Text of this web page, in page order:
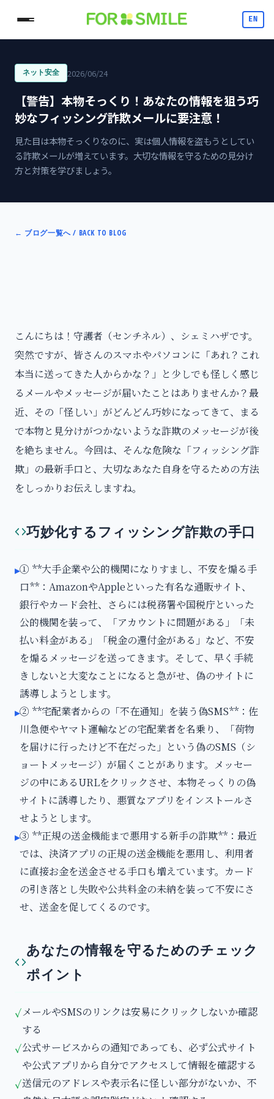
EN
ネット安全 2026/06/24
【警告】本物そっくり！あなたの情報を狙う巧
妙なフィッシング詐欺メールに要注意！
見た目は本物そっくりなのに、実は個人情報を盗もうとしてい
る詐欺メールが増えています。大切な情報を守るための見分け
方と対策を学びましょう。
← ブログ一覧へ / BACK TO BLOG
こんにちは！守護者（センチネル）、シェミハザです。
突然ですが、皆さんのスマホやパソコンに「あれ？これ
本当に送ってきた人からかな？」と少しでも怪しく感じ
るメールやメッセージが届いたことはありませんか？最
近、その「怪しい」がどんどん巧妙になってきて、まる
で本物と見分けがつかないような詐欺のメッセージが後
を絶ちません。今回は、そんな危険な「フィッシング詐
欺」の最新手口と、大切なあなた自身を守るための方法
をしっかりお伝えしますね。
巧妙化するフィッシング詐欺の手口
▸① **大手企業や公的機関になりすまし、不安を煽る手
口**：AmazonやAppleといった有名な通販サイト、
銀行やカード会社、さらには税務署や国税庁といった
公的機関を装って、「アカウントに問題がある」「未
払い料金がある」「税金の還付金がある」など、不安
を煽るメッセージを送ってきます。そして、早く手続
きしないと大変なことになると急がせ、偽のサイトに
誘導しようとします。
▸② **宅配業者からの「不在通知」を装う偽SMS**：佐
川急便やヤマト運輸などの宅配業者を名乗り、「荷物
を届けに行ったけど不在だった」という偽のSMS（シ
ョートメッセージ）が届くことがあります。メッセー
ジの中にあるURLをクリックさせ、本物そっくりの偽
サイトに誘導したり、悪質なアプリをインストールさ
せようとします。
▸③ **正規の送金機能まで悪用する新手の詐欺**：最近
では、決済アプリの正規の送金機能を悪用し、利用者
に直接お金を送金させる手口も増えています。カード
の引き落とし失敗や公共料金の未納を装って不安にさ
せ、送金を促してくるのです。
あなたの情報を守るためのチェック
ポイント
✓メールやSMSのリンクは安易にクリックしないか確認
する
✓公式サービスからの通知であっても、必ず公式サイト
や公式アプリから自分でアクセスして情報を確認する
✓送信元のアドレスや表示名に怪しい部分がないか、不